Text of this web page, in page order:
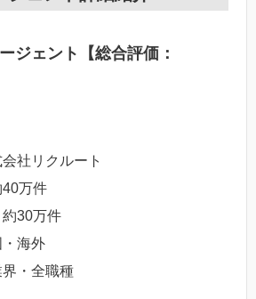
ジェント【総合評価：
会社リクルート
40万件
約30万件
・海外
界・全職種